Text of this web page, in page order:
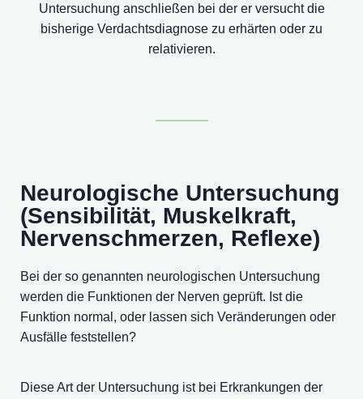
Untersuchung anschließen bei der er versucht die
bisherige Verdachtsdiagnose zu erhärten oder zu
relativieren.
Neurologische Untersuchung
(Sensibilität, Muskelkraft,
Nervenschmerzen, Reflexe)
Bei der so genannten neurologischen Untersuchung
werden die Funktionen der Nerven geprüft. Ist die
Funktion normal, oder lassen sich Veränderungen oder
Ausfälle feststellen?
Diese Art der Untersuchung ist bei Erkrankungen der